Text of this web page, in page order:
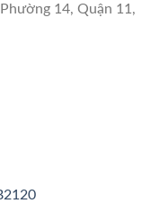
14, Quận 11,